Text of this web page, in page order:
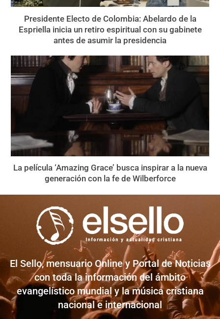
Presidente Electo de Colombia: Abelardo de la
Espriella inicia un retiro espiritual con su gabinete
antes de asumir la presidencia
La película ‘Amazing Grace’ busca inspirar a la nueva
generación con la fe de Wilberforce
El Sello, mensuario Online y Portal de Noticias
con toda la información del ámbito
evangelístico mundial y la música cristiana
nacional e internacional